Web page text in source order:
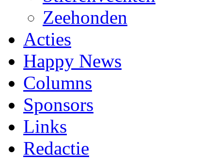
Zeehonden
Acties
Happy News
Columns
Sponsors
Links
Redactie